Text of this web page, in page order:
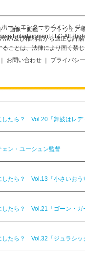
・画像・動画・ソフトウェ
及び権利者から適正な
ることは、法律により固く禁
お問い合わせ ｜ プライバシ
ーム エンターテイメント ジ
Entertainment LLC.All
したら？ Vol.20「舞妓はレデ
ェン・ユーシュン監督
したら？ Vol.13「小さいおう
したら？ Vol.21「ゴーン・ガ
したら？ Vol.32「ジュラシッ